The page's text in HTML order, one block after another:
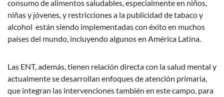
consumo de alimentos saludables, especialmente en niños,
niñas y jóvenes, y restricciones a la publicidad de tabaco y
alcohol están siendo implementadas con éxito en muchos
países del mundo, incluyendo algunos en América Latina.
Las ENT, además, tienen relación directa con la salud mental y
actualmente se desarrollan enfoques de atención primaria,
que integran las intervenciones también en este campo, para